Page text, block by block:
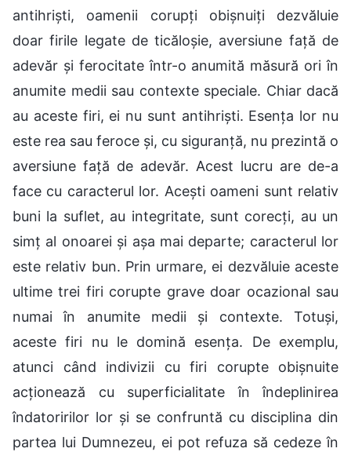
antihriști, oamenii corupți obișnuiți dezvăluie
doar firile legate de ticăloșie, aversiune față de
adevăr și ferocitate într-o anumită măsură ori în
anumite medii sau contexte speciale. Chiar dacă
au aceste firi, ei nu sunt antihriști. Esența lor nu
este rea sau feroce și, cu siguranță, nu prezintă o
aversiune față de adevăr. Acest lucru are de-a
face cu caracterul lor. Acești oameni sunt relativ
buni la suflet, au integritate, sunt corecți, au un
simț al onoarei și așa mai departe; caracterul lor
este relativ bun. Prin urmare, ei dezvăluie aceste
ultime trei firi corupte grave doar ocazional sau
numai în anumite medii și contexte. Totuși,
aceste firi nu le domină esența. De exemplu,
atunci când indivizii cu firi corupte obișnuite
acționează cu superficialitate în îndeplinirea
îndatoririlor lor și se confruntă cu disciplina din
partea lui Dumnezeu, ei pot refuza să cedeze în